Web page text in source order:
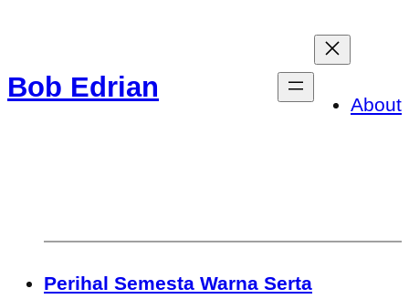
content
Bob Edrian
About
Perihal Semesta Warna Serta